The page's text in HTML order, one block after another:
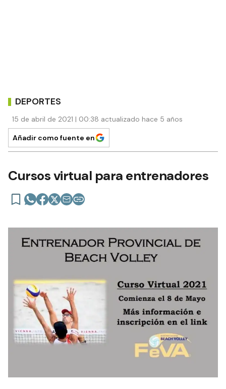
DEPORTES
15 de abril de 2021 | 00:38 actualizado hace 5 años
Añadir como fuente en
Cursos virtual para entrenadores